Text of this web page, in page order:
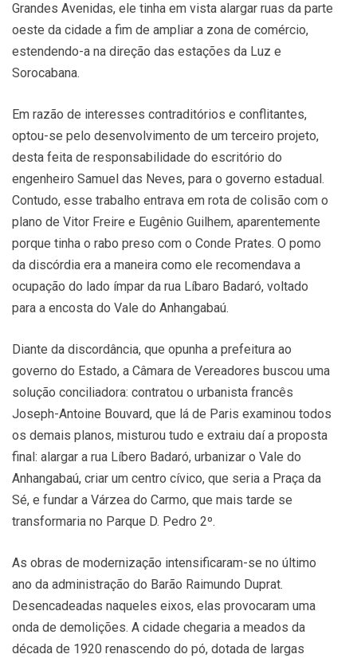
Grandes Avenidas, ele tinha em vista alargar ruas da parte
oeste da cidade a fim de ampliar a zona de comércio,
estendendo-a na direção das estações da Luz e
Sorocabana.
Em razão de interesses contraditórios e conflitantes,
optou-se pelo desenvolvimento de um terceiro projeto,
desta feita de responsabilidade do escritório do
engenheiro Samuel das Neves, para o governo estadual.
Contudo, esse trabalho entrava em rota de colisão com o
plano de Vitor Freire e Eugênio Guilhem, aparentemente
porque tinha o rabo preso com o Conde Prates. O pomo
da discórdia era a maneira como ele recomendava a
ocupação do lado ímpar da rua Líbaro Badaró, voltado
para a encosta do Vale do Anhangabaú.
Diante da discordância, que opunha a prefeitura ao
governo do Estado, a Câmara de Vereadores buscou uma
solução conciliadora: contratou o urbanista francês
Joseph-Antoine Bouvard, que lá de Paris examinou todos
os demais planos, misturou tudo e extraiu daí a proposta
final: alargar a rua Líbero Badaró, urbanizar o Vale do
Anhangabaú, criar um centro cívico, que seria a Praça da
Sé, e fundar a Várzea do Carmo, que mais tarde se
transformaria no Parque D. Pedro 2º.
As obras de modernização intensificaram-se no último
ano da administração do Barão Raimundo Duprat.
Desencadeadas naqueles eixos, elas provocaram uma
onda de demolições. A cidade chegaria a meados da
década de 1920 renascendo do pó, dotada de largas